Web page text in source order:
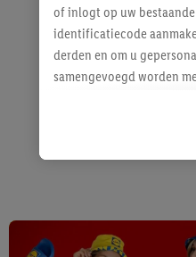
of inlogt op uw
identificatiecode
derden en om u
samengevoegd worden
Als u hiermee akkoord
u interesse hebt
niet te kopen), ook op
van uw gehashte e-
Onder “Aanpassen”
Door op “weigeren” te